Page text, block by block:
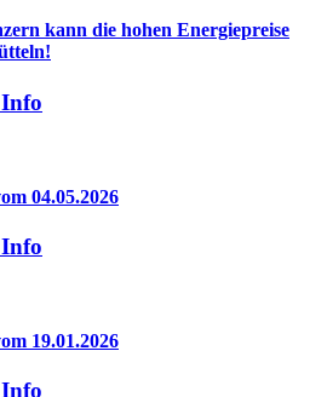
kann die hohen Energiepreise
04.05.2026
19.01.2026